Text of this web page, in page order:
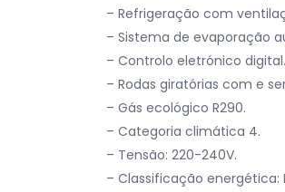
– Refrigeração com
– Sistema de evaporação
– Controlo eletrónico digital.
– Rodas giratórias com e
– Gás ecológico R290.
– Categoria climática 4.
– Tensão: 220-240V.
– Classificação energética: